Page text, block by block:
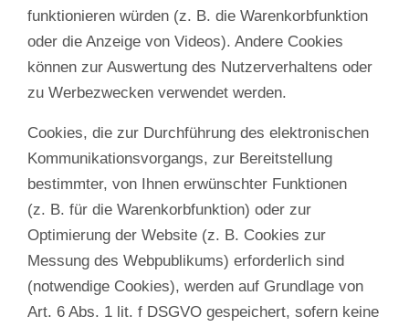
funktionieren würden (z. B. die Warenkorbfunktion
oder die Anzeige von Videos). Andere Cookies
können zur Auswertung des Nutzerverhaltens oder
zu Werbezwecken verwendet werden.
Cookies, die zur Durchführung des elektronischen
Kommunikationsvorgangs, zur Bereitstellung
bestimmter, von Ihnen erwünschter Funktionen
(z. B. für die Warenkorbfunktion) oder zur
Optimierung der Website (z. B. Cookies zur
Messung des Webpublikums) erforderlich sind
(notwendige Cookies), werden auf Grundlage von
Art. 6 Abs. 1 lit. f DSGVO gespeichert, sofern keine